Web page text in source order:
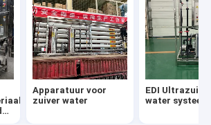
voor medische doeleinden
Apparatuur voor
zuiver water
EDI
water systeem